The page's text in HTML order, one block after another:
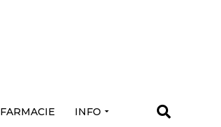
FARMACIE INFO